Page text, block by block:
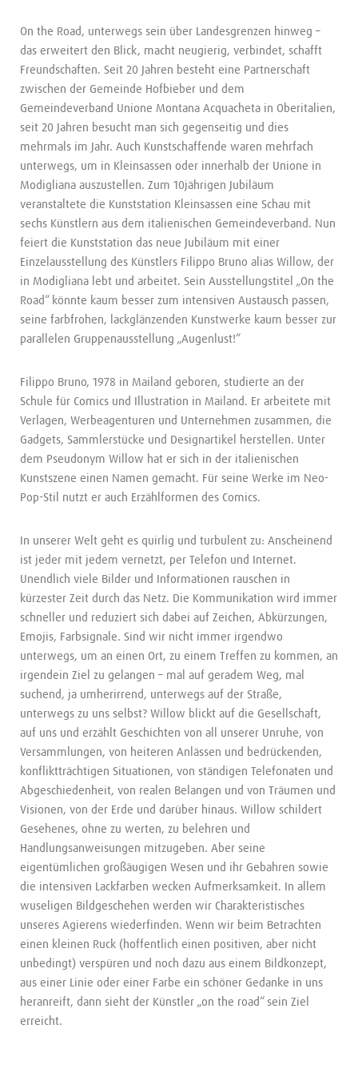
On the Road, unterwegs sein über Landesgrenzen hinweg –
das erweitert den Blick, macht neugierig, verbindet, schafft
Freundschaften. Seit 20 Jahren besteht eine Partnerschaft
zwischen der Gemeinde Hofbieber und dem
Gemeindeverband Unione Montana Acquacheta in Oberitalien,
seit 20 Jahren besucht man sich gegenseitig und dies
mehrmals im Jahr. Auch Kunstschaffende waren mehrfach
unterwegs, um in Kleinsassen oder innerhalb der Unione in
Modigliana auszustellen. Zum 10jährigen Jubiläum
veranstaltete die Kunststation Kleinsassen eine Schau mit
sechs Künstlern aus dem italienischen Gemeindeverband. Nun
feiert die Kunststation das neue Jubiläum mit einer
Einzelausstellung des Künstlers Filippo Bruno alias Willow, der
in Modigliana lebt und arbeitet. Sein Ausstellungstitel „On the
Road“ könnte kaum besser zum intensiven Austausch passen,
seine farbfrohen, lackglänzenden Kunstwerke kaum besser zur
parallelen Gruppenausstellung „Augenlust!“
Filippo Bruno, 1978 in Mailand geboren, studierte an der
Schule für Comics und Illustration in Mailand. Er arbeitete mit
Verlagen, Werbeagenturen und Unternehmen zusammen, die
Gadgets, Sammlerstücke und Designartikel herstellen. Unter
dem Pseudonym Willow hat er sich in der italienischen
Kunstszene einen Namen gemacht. Für seine Werke im Neo-
Pop-Stil nutzt er auch Erzählformen des Comics.
In unserer Welt geht es quirlig und turbulent zu: Anscheinend
ist jeder mit jedem vernetzt, per Telefon und Internet.
Unendlich viele Bilder und Informationen rauschen in
kürzester Zeit durch das Netz. Die Kommunikation wird immer
schneller und reduziert sich dabei auf Zeichen, Abkürzungen,
Emojis, Farbsignale. Sind wir nicht immer irgendwo
unterwegs, um an einen Ort, zu einem Treffen zu kommen, an
irgendein Ziel zu gelangen – mal auf geradem Weg, mal
suchend, ja umherirrend, unterwegs auf der Straße,
unterwegs zu uns selbst? Willow blickt auf die Gesellschaft,
auf uns und erzählt Geschichten von all unserer Unruhe, von
Versammlungen, von heiteren Anlässen und bedrückenden,
konfliktträchtigen Situationen, von ständigen Telefonaten und
Abgeschiedenheit, von realen Belangen und von Träumen und
Visionen, von der Erde und darüber hinaus. Willow schildert
Gesehenes, ohne zu werten, zu belehren und
Handlungsanweisungen mitzugeben. Aber seine
eigentümlichen großäugigen Wesen und ihr Gebahren sowie
die intensiven Lackfarben wecken Aufmerksamkeit. In allem
wuseligen Bildgeschehen werden wir Charakteristisches
unseres Agierens wiederfinden. Wenn wir beim Betrachten
einen kleinen Ruck (hoffentlich einen positiven, aber nicht
unbedingt) verspüren und noch dazu aus einem Bildkonzept,
aus einer Linie oder einer Farbe ein schöner Gedanke in uns
heranreift, dann sieht der Künstler „on the road“ sein Ziel
erreicht.